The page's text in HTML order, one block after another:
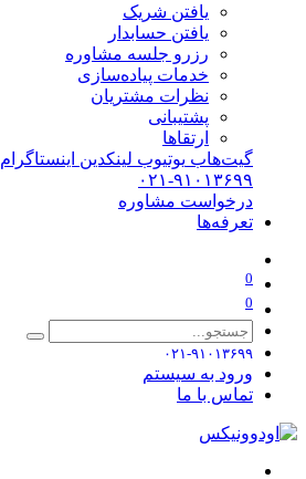
یافتن شریک
یافتن حسابدار
رزرو جلسه مشاوره
خدمات پیاده‌سازی
نظرات مشتریان
پشتیبانی
ارتقاها
گیت‌هاب یوتیوب لینکدین اینستاگرام
۰۲۱-۹۱۰۱۳۶۹۹
درخواست مشاوره
تعرفه‌ها
0
0
۰۲۱-۹۱۰۱۳۶۹۹
ورود به سیستم
تماس با ما